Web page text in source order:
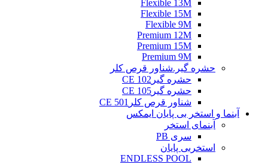
Flexible 13M
Flexible 15M
Flexible 9M
Premium 12M
Premium 15M
Premium 9M
حشره گیر.شناور قرص کلر
حشره گیرCE 102
حشره گیرCE 105
شناور قرص کلرCE 501
آبنما و استخر بی پایان ایمکس
آبنمای استخر
سری PB
استخربی پایان
ENDLESS POOL